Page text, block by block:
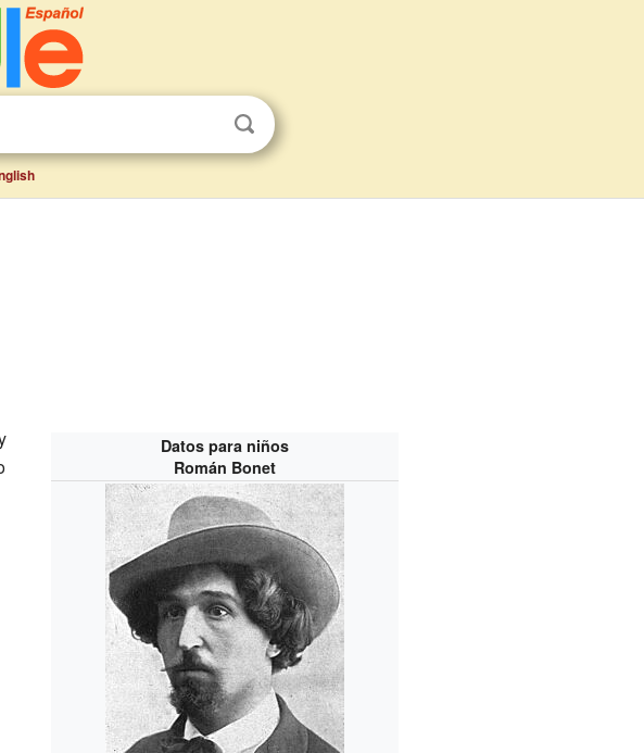
Datos para niños
Román Bonet